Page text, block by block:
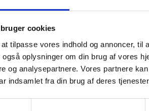
cookies
tilpasse vores indhold og annoncer,
oplysninger om din brug af vores
og analysepartnere. Vores partnere
indsamlet fra din brug af deres